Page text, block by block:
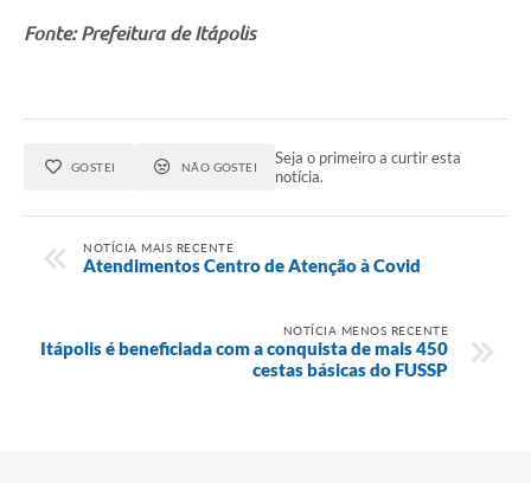
Fonte: Prefeitura de Itápolis
GOSTEI NÃO GOSTEI
Seja o primeiro a curtir esta
notícia.
NOTÍCIA MAIS RECENTE
Atendimentos Centro de Atenção à Covid
NOTÍCIA MENOS RECENTE
Itápolis é beneficiada com a conquista de mais 450
cestas básicas do FUSSP